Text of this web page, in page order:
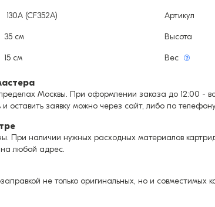
130A (CF352A) Артикул
35 см Высота
15 см Вес
Москвы. При оформлении заказа до 12:00 -
оставить заявку можно через сайт, либо по
При наличии нужных расходных материалов
любой адрес.
не только оригинальных, но и совместимых